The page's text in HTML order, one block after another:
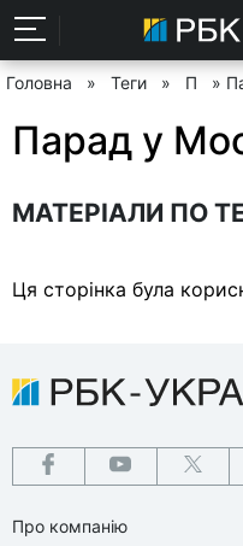
Головна » Теги » П »
Парад у
МАТЕРІАЛИ ПО
Ця сторінка була
Про компанію